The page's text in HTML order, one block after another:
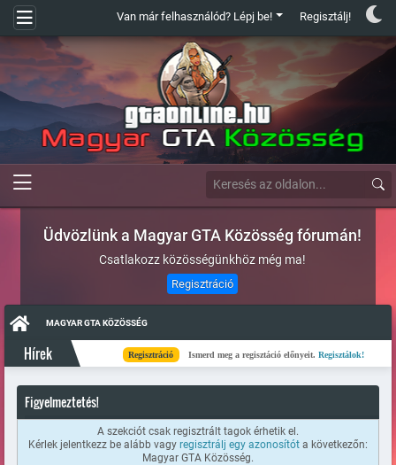
Van már felhasználód? Lépj be! Regisztálj!
Üdvözlünk a Magyar GTA Közösség fórumán!
Csatlakozz közösségünkhöz még ma!
Regisztráció
MAGYAR GTA KÖZÖSSÉG
Hírek Regisztráció Ismerd meg a regisztáció előnyeit.Regisztálok!
Figyelmeztetés!
A szekciót csak regisztrált tagok érhetik el.
Kérlek jelentkezz be alább vagy regisztrálj egy azonosítót a következőn:
Magyar GTA Közösség.